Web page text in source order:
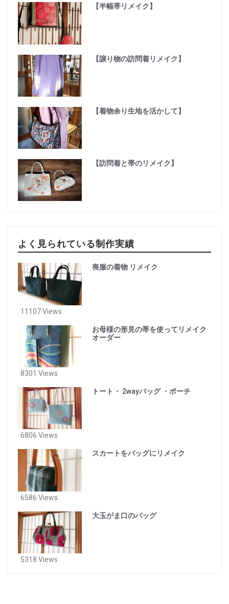
【半幅帯リメイク】
【譲り物の訪問着リメイク】
【着物余り生地を活かして】
【訪問着と帯のリメイク】
よく見られている制作実績
喪服の着物 リメイク
11107 Views
お母様の形見の帯を使ってリメイク
オーダー
8301 Views
トート・ 2wayバッグ ・ポーチ
6806 Views
スカートをバッグにリメイク
6586 Views
大玉がま口のバッグ
5318 Views